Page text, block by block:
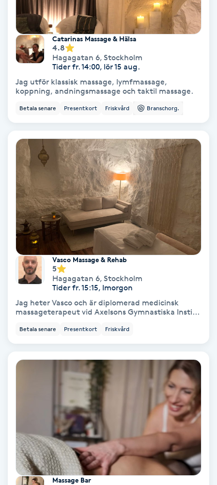
Coachning
Color correction
Cryoterapi
Damklippning
Dermapen
Diamantslipning
Enzympeeling
Extensions
Extensions borttagning
Faceliftmassage
Fettreducering
Fibromassage
Fillers
Catarinas Massage & Hälsa
4.8
Hagagatan 6, Stockholm
Tider fr. 14:00, lör 15 aug.
Jag utför klassisk massage, lymfmassage,
koppning, andningsmassage och taktil massage.
Betala senare Presentkort Friskvård Branschorg.
Vasco Massage & Rehab
5
Hagagatan 6, Stockholm
Tider fr. 15:15, Imorgon
Jag heter Vasco och är diplomerad medicinsk
massageterapeut vid Axelsons Gymnastiska Insti...
Betala senare Presentkort Friskvård
Massage Bar